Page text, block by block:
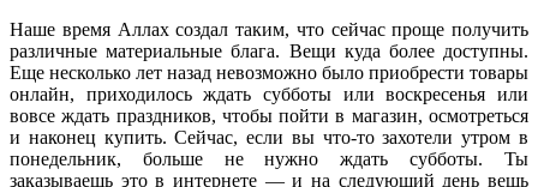
Наше время Аллах создал таким, что сейчас проще получить
различные материальные блага. Вещи куда более доступны.
Еще несколько лет назад невозможно было приобрести товары
онлайн, приходилось ждать субботы или воскресенья или
вовсе ждать праздников, чтобы пойти в магазин, осмотреться
и наконец купить. Сейчас, если вы что-то захотели утром в
понедельник, больше не нужно ждать субботы. Ты
заказываешь это в интернете — и на следующий день вещь